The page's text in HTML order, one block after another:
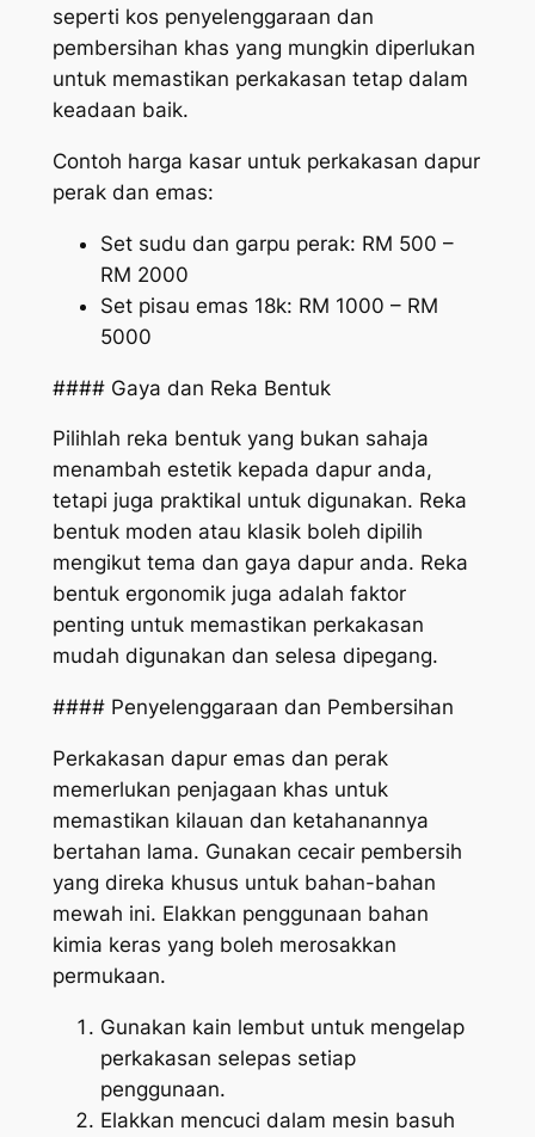
seperti kos penyelenggaraan dan
pembersihan khas yang mungkin diperlukan
untuk memastikan perkakasan tetap dalam
keadaan baik.
Contoh harga kasar untuk perkakasan dapur
perak dan emas:
Set sudu dan garpu perak: RM 500 –
RM 2000
Set pisau emas 18k: RM 1000 – RM
5000
#### Gaya dan Reka Bentuk
Pilihlah reka bentuk yang bukan sahaja
menambah estetik kepada dapur anda,
tetapi juga praktikal untuk digunakan. Reka
bentuk moden atau klasik boleh dipilih
mengikut tema dan gaya dapur anda. Reka
bentuk ergonomik juga adalah faktor
penting untuk memastikan perkakasan
mudah digunakan dan selesa dipegang.
#### Penyelenggaraan dan Pembersihan
Perkakasan dapur emas dan perak
memerlukan penjagaan khas untuk
memastikan kilauan dan ketahanannya
bertahan lama. Gunakan cecair pembersih
yang direka khusus untuk bahan-bahan
mewah ini. Elakkan penggunaan bahan
kimia keras yang boleh merosakkan
permukaan.
Gunakan kain lembut untuk mengelap
perkakasan selepas setiap
penggunaan.
Elakkan mencuci dalam mesin basuh